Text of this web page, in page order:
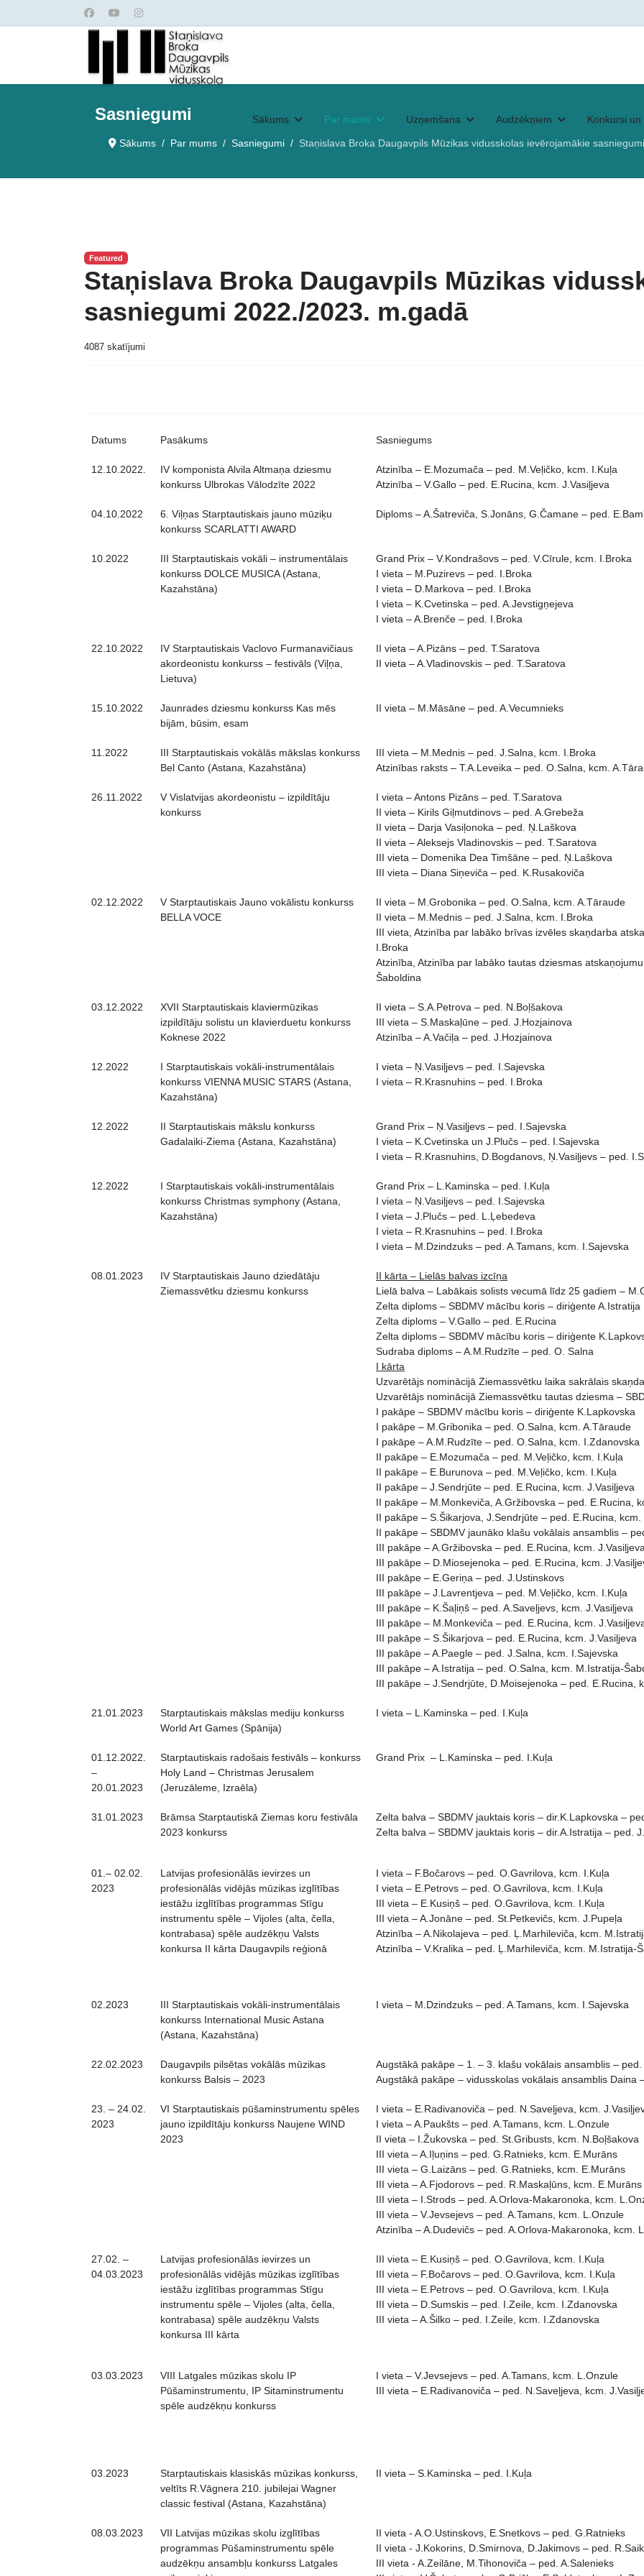
Sākums Par mums Uzņemšana Audzēkņiem Konkursi un
Sasniegumi
Sākums Par mums Sasniegumi Staņislava Broka Daugavpils Mūzikas vidusskolas ievērojamākie
Featured
Staņislava Broka Daugavpils Mūzikas
sasniegumi 2022./2023. m.gadā
4087 skatījumi
Datums Pasākums Sasniegums
12.10.2022.
IV komponista Alvila Altmaņa dziesmu
konkurss Ulbrokas Vālodzīte 2022
Atzinība – E.Mozumača – ped. M.Veļičko, kcm. I.Kuļa
Atzinība – V.Gallo – ped. E.Rucina, kcm. J.Vasiļjeva
04.10.2022
6. Viļņas Starptautiskais jauno mūziķu
konkurss SCARLATTI AWARD
Diploms – A.Šatreviča, S.Jonāns, G.Čamane – ped.
10.2022
III Starptautiskais vokāli – instrumentālais
konkurss DOLCE MUSICA (Astana,
Kazahstāna)
Grand Prix – V.Kondrašovs – ped. V.Cīrule, kcm. I.Broka
I vieta – M.Puzirevs – ped. I.Broka
I vieta – D.Markova – ped. I.Broka
I vieta – K.Cvetinska – ped. A.Jevstigņejeva
I vieta – A.Brenče – ped. I.Broka
22.10.2022
IV Starptautiskais Vaclovo Furmanavičiaus
akordeonistu konkurss – festivāls (Viļņa,
Lietuva)
II vieta – A.Pizāns – ped. T.Saratova
II vieta – A.Vladinovskis – ped. T.Saratova
15.10.2022
Jaunrades dziesmu konkurss Kas mēs
bijām, būsim, esam
II vieta – M.Māsāne – ped. A.Vecumnieks
11.2022
III Starptautiskais vokālās mākslas konkurss
Bel Canto (Astana, Kazahstāna)
III vieta – M.Mednis – ped. J.Salna, kcm. I.Broka
Atzinības raksts – T.A.Leveika – ped. O.Salna, kcm.
26.11.2022
V Vislatvijas akordeonistu – izpildītāju
konkurss
I vieta – Antons Pizāns – ped. T.Saratova
II vieta – Kirils Giļmutdinovs – ped. A.Grebeža
II vieta – Darja Vasiļonoka – ped. Ņ.Laškova
II vieta – Aleksejs Vladinovskis – ped. T.Saratova
III vieta – Domenika Dea Timšāne – ped. Ņ.Laškova
III vieta – Diana Siņeviča – ped. K.Rusakoviča
02.12.2022
V Starptautiskais Jauno vokālistu konkurss
BELLA VOCE
II vieta – M.Grobonika – ped. O.Salna, kcm. A.Tāraude
II vieta – M.Mednis – ped. J.Salna, kcm. I.Broka
III vieta, Atzinība par labāko brīvas izvēles skaņdarba
I.Broka
Atzinība, Atzinība par labāko tautas dziesmas
Šaboldina
03.12.2022
XVII Starptautiskais klaviermūzikas
izpildītāju solistu un klavierduetu konkurss
Koknese 2022
II vieta – S.A.Petrova – ped. N.Boļšakova
III vieta – S.Maskaļūne – ped. J.Hozjainova
Atzinība – A.Vačiļa – ped. J.Hozjainova
12.2022
I Starptautiskais vokāli-instrumentālais
konkurss VIENNA MUSIC STARS (Astana,
Kazahstāna)
I vieta – Ņ.Vasiļjevs – ped. I.Sajevska
I vieta – R.Krasnuhins – ped. I.Broka
12.2022
II Starptautiskais mākslu konkurss
Gadalaiki-Ziema (Astana, Kazahstāna)
Grand Prix – Ņ.Vasiļjevs – ped. I.Sajevska
I vieta – K.Cvetinska un J.Plučs – ped. I.Sajevska
I vieta – R.Krasnuhins, D.Bogdanovs, Ņ.Vasiļjevs – ped.
12.2022
I Starptautiskais vokāli-instrumentālais
konkurss Christmas symphony (Astana,
Kazahstāna)
Grand Prix – L.Kaminska – ped. I.Kuļa
I vieta – Ņ.Vasiļjevs – ped. I.Sajevska
I vieta – J.Plučs – ped. L.Ļebedeva
I vieta – R.Krasnuhins – ped. I.Broka
I vieta – M.Dzindzuks – ped. A.Tamans, kcm. I.Sajevska
08.01.2023
IV Starptautiskais Jauno dziedātāju
Ziemassvētku dziesmu konkurss
II kārta – Lielās balvas izcīņa
Lielā balva – Labākais solists vecumā līdz 25 gadiem –
Zelta diploms – SBDMV mācību koris – diriģente A.Istratija
Zelta diploms – V.Gallo – ped. E.Rucina
Zelta diploms – SBDMV mācību koris – diriģente
Sudraba diploms – A.M.Rudzīte – ped. O. Salna
I kārta
Uzvarētājs nominācijā Ziemassvētku laika sakrālais
Uzvarētājs nominācijā Ziemassvētku tautas dziesma –
I pakāpe – SBDMV mācību koris – diriģente K.Lapkovska
I pakāpe – M.Gribonika – ped. O.Salna, kcm. A.Tāraude
I pakāpe – A.M.Rudzīte – ped. O.Salna, kcm. I.Zdanovska
II pakāpe – E.Mozumača – ped. M.Veļičko, kcm. I.Kuļa
II pakāpe – E.Burunova – ped. M.Veļičko, kcm. I.Kuļa
II pakāpe – J.Sendrjūte – ped. E.Rucina, kcm. J.Vasiļjeva
II pakāpe – M.Monkeviča, A.Gržibovska – ped. E.Rucina,
II pakāpe – S.Šikarjova, J.Sendrjūte – ped. E.Rucina, kcm.
II pakāpe – SBDMV jaunāko klašu vokālais ansamblis –
III pakāpe – A.Gržibovska – ped. E.Rucina, kcm. J.Vasiļjeva
III pakāpe – D.Miosejenoka – ped. E.Rucina, kcm.
III pakāpe – E.Geriņa – ped. J.Ustinskovs
III pakāpe – J.Lavrentjeva – ped. M.Veļičko, kcm. I.Kuļa
III pakāpe – K.Šaļiņš – ped. A.Saveļjevs, kcm. J.Vasiļjeva
III pakāpe – M.Monkeviča – ped. E.Rucina, kcm.
III pakāpe – S.Šikarjova – ped. E.Rucina, kcm. J.Vasiļjeva
III pakāpe – A.Paegle – ped. J.Salna, kcm. I.Sajevska
III pakāpe – A.Istratija – ped. O.Salna, kcm. M.Istratija-
III pakāpe – J.Sendrjūte, D.Moisejenoka – ped. E.Rucina,
21.01.2023
Starptautiskais mākslas mediju konkurss
World Art Games (Spānija)
I vieta – L.Kaminska – ped. I.Kuļa
01.12.2022.
–
20.01.2023
Starptautiskais radošais festivāls – konkurss
Holy Land – Christmas Jerusalem
(Jeruzāleme, Izraēla)
Grand Prix – L.Kaminska – ped. I.Kuļa
31.01.2023
Brāmsa Starptautiskā Ziemas koru festivāla
2023 konkurss
Zelta balva – SBDMV jauktais koris – dir.K.Lapkovska –
Zelta balva – SBDMV jauktais koris – dir.A.Istratija – ped.
01.– 02.02.
2023
Latvijas profesionālās ievirzes un
profesionālās vidējās mūzikas izglītības
iestāžu izglītības programmas Stīgu
instrumentu spēle – Vijoles (alta, čella,
kontrabasa) spēle audzēkņu Valsts
konkursa II kārta Daugavpils reģionā
I vieta – F.Bočarovs – ped. O.Gavrilova, kcm. I.Kuļa
I vieta – E.Petrovs – ped. O.Gavrilova, kcm. I.Kuļa
III vieta – E.Kusiņš – ped. O.Gavrilova, kcm. I.Kuļa
III vieta – A.Jonāne – ped. St.Petkevičs, kcm. J.Pupeļa
Atzinība – A.Nikolajeva – ped. Ļ.Marhileviča, kcm.
Atzinība – V.Kralika – ped. Ļ.Marhileviča, kcm. M.Istratija-
02.2023
III Starptautiskais vokāli-instrumentālais
konkurss International Music Astana
(Astana, Kazahstāna)
I vieta – M.Dzindzuks – ped. A.Tamans, kcm. I.Sajevska
22.02.2023
Daugavpils pilsētas vokālās mūzikas
konkurss Balsis – 2023
Augstākā pakāpe – 1. – 3. klašu vokālais ansamblis – ped.
Augstākā pakāpe – vidusskolas vokālais ansamblis Daina
23. – 24.02.
2023
VI Starptautiskais pūšaminstrumentu spēles
jauno izpildītāju konkurss Naujene WIND
2023
I vieta – E.Radivanoviča – ped. N.Saveļjeva, kcm.
I vieta – A.Paukšts – ped. A.Tamans, kcm. L.Onzule
II vieta – I.Žukovska – ped. St.Gribusts, kcm. N.Boļšakova
III vieta – A.Iļuņins – ped. G.Ratnieks, kcm. E.Murāns
III vieta – G.Laizāns – ped. G.Ratnieks, kcm. E.Murāns
III vieta – A.Fjodorovs – ped. R.Maskaļūns, kcm. E.Murāns
III vieta – I.Strods – ped. A.Orlova-Makaronoka, kcm.
III vieta – V.Jevsejevs – ped. A.Tamans, kcm. L.Onzule
Atzinība – A.Dudevičs – ped. A.Orlova-Makaronoka, kcm.
27.02. –
04.03.2023
Latvijas profesionālās ievirzes un
profesionālās vidējās mūzikas izglītības
iestāžu izglītības programmas Stīgu
instrumentu spēle – Vijoles (alta, čella,
kontrabasa) spēle audzēkņu Valsts
konkursa III kārta
III vieta – E.Kusiņš – ped. O.Gavrilova, kcm. I.Kuļa
III vieta – F.Bočarovs – ped. O.Gavrilova, kcm. I.Kuļa
III vieta – E.Petrovs – ped. O.Gavrilova, kcm. I.Kuļa
III vieta – D.Sumskis – ped. I.Zeile, kcm. I.Zdanovska
III vieta – A.Šilko – ped. I.Zeile, kcm. I.Zdanovska
03.03.2023
VIII Latgales mūzikas skolu IP
Pūšaminstrumentu, IP Sitaminstrumentu
spēle audzēkņu konkurss
I vieta – V.Jevsejevs – ped. A.Tamans, kcm. L.Onzule
III vieta – E.Radivanoviča – ped. N.Saveļjeva, kcm.
03.2023
Starptautiskais klasiskās mūzikas konkurss,
veltīts R.Vāgnera 210. jubilejai Wagner
classic festival (Astana, Kazahstāna)
II vieta – S.Kaminska – ped. I.Kuļa
08.03.2023
VII Latvijas mūzikas skolu izglītības
programmas Pūšaminstrumentu spēle
audzēkņu ansambļu konkurss Latgales
II vieta - A.O.Ustinskovs, E.Snetkovs – ped. G.Ratnieks
II vieta - J.Kokorins, D.Smirnova, D.Jakimovs – ped.
III vieta - A.Zeilāne, M.Tihonoviča – ped. A.Salenieks